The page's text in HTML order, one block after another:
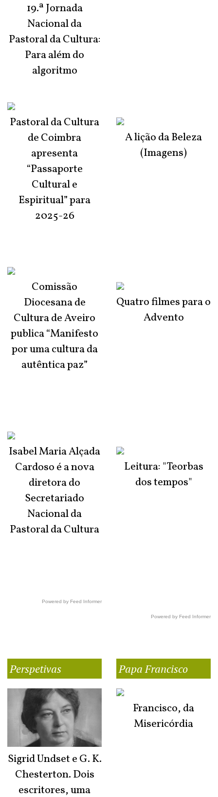
19.ª Jornada
Nacional da
Pastoral da Cultura:
Para além do
algoritmo
Pastoral da Cultura
de Coimbra
apresenta
“Passaporte
Cultural e
Espiritual” para
2025-26
Comissão
Diocesana de
Cultura de Aveiro
publica “Manifesto
por uma cultura da
autêntica paz”
Isabel Maria Alçada
Cardoso é a nova
diretora do
Secretariado
Nacional da
Pastoral da Cultura
Powered by Feed Informer
A lição da Beleza
(Imagens)
Quatro filmes para o
Advento
Leitura: "Teorbas
dos tempos"
Powered by Feed Informer
Perspetivas
Sigrid Undset e G. K.
Chesterton. Dois
escritores, uma
Papa Francisco
Francisco, da
Misericórdia